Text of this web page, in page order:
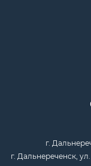
г.
г. Дальнереченск,